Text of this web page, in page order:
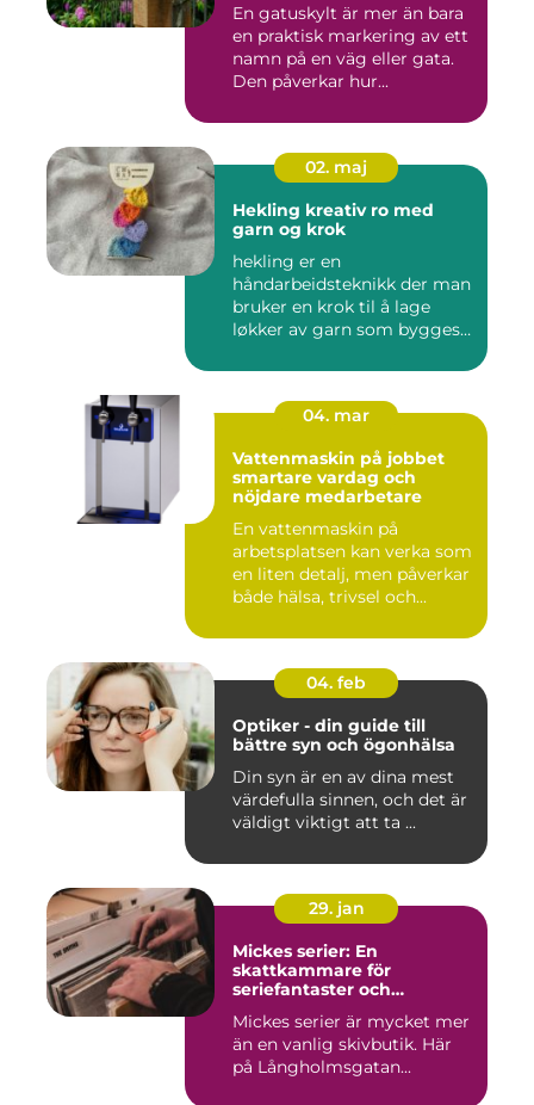
En gatuskylt är mer än bara
en praktisk markering av ett
namn på en väg eller gata.
Den påverkar hur...
02. maj
Hekling kreativ ro med
garn og krok
hekling er en
håndarbeidsteknikk der man
bruker en krok til å lage
løkker av garn som bygges
04. mar
Vattenmaskin på jobbet
smartare vardag och
nöjdare medarbetare
En vattenmaskin på
arbetsplatsen kan verka som
en liten detalj, men påverkar
både hälsa, trivsel och...
04. feb
Optiker - din guide till
bättre syn och ögonhälsa
Din syn är en av dina mest
värdefulla sinnen, och det är
väldigt viktigt att ta ...
29. jan
Mickes serier: En
skattkammare för
seriefantaster och
Mickes serier är mycket mer
än en vanlig skivbutik. Här
på Långholmsgatan...